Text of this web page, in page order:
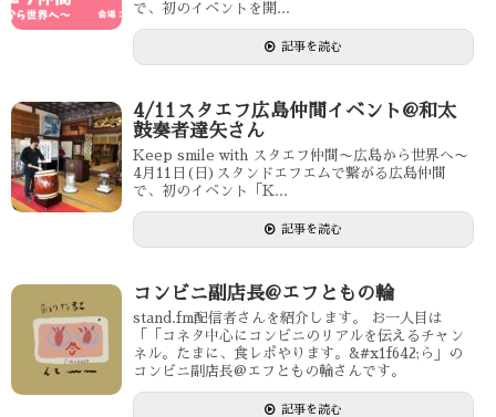
で、初のイベントを開...
記事を読む
4/11スタエフ広島仲間イベント@和太
鼓奏者達矢さん
Keep smile with スタエフ仲間〜広島から世界へ〜
4月11日(日)スタンドエフエムで繋がる広島仲間
で、初のイベント「K...
記事を読む
コンビニ副店長@エフともの輪
stand.fm配信者さんを紹介します。 お一人目は
「「コネタ中心にコンビニのリアルを伝えるチャン
ネル。たまに、食レポやります。&#x1f642;ら」の
コンビニ副店長@エフともの輪さんです。
記事を読む